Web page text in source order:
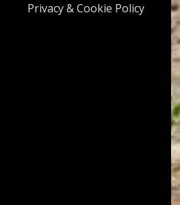
Privacy & Cookie Policy